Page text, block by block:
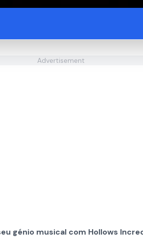
Advertisement
génio musical com Hollows